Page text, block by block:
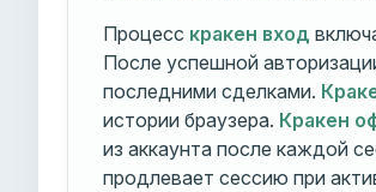
Процесс кракен вход
После успешной
последними сделками.
истории браузера. Кракен
из аккаунта после каждой
продлевает сессию при